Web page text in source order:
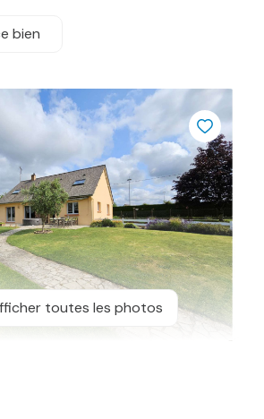
bien
toutes les photos